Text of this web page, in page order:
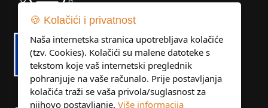
🍪 Kolačići i privatnost
Naša internetska stranica upotrebljava kolačiće
(tzv. Cookies). Kolačići su malene datoteke s
tekstom koje vaš internetski preglednik
pohranjuje na vaše računalo. Prije postavljanja
kolačića traži se vaša privola/suglasnost za
njihovo postavljanje. Više informacija